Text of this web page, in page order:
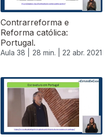
Contrarreforma e
Reforma católica:
Portugal.
Aula 38 | 28 min. | 22 abr. 2021